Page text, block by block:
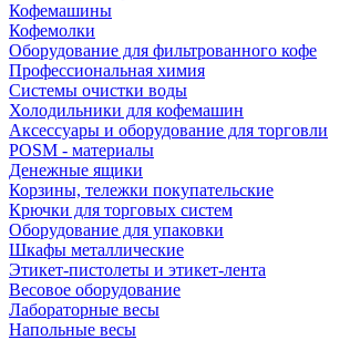
Кофемашины
Кофемолки
Оборудование для фильтрованного кофе
Профессиональная химия
Системы очистки воды
Холодильники для кофемашин
Аксессуары и оборудование для торговли
POSM - материалы
Денежные ящики
Корзины, тележки покупательские
Крючки для торговых систем
Оборудование для упаковки
Шкафы металлические
Этикет-пистолеты и этикет-лента
Весовое оборудование
Лабораторные весы
Напольные весы